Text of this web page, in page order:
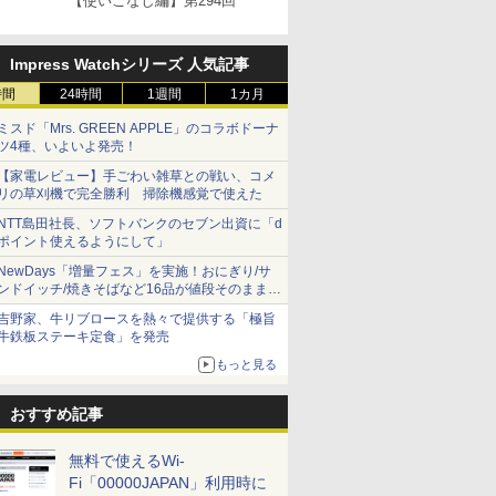
Impress Watchシリーズ 人気記事
24時間 1週間 1カ月
スド「Mrs. GREEN APPLE」のコラボドーナ
4種、いよいよ発売！
家電レビュー】手ごわい雑草との戦い、コメ
の草刈機で完全勝利 掃除機感覚で使えた
島田社長、ソフトバンクのセブン出資に「d
イント使えるようにして」
「増量フェス」を実施！おにぎり/サ
ドイッチ/焼きそばなど16品が値段そのままで
リュームアップ
野家、牛リブロースを熱々で提供する「極旨
鉄板ステーキ定食」を発売
もっと見る
おすすめ記事
無料で使えるWi-
Fi「00000JAPAN」利用時に